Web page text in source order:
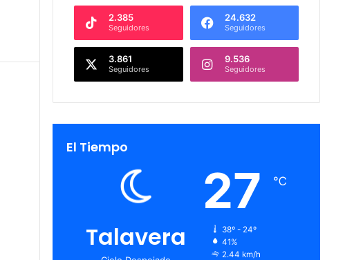
2.385
Seguidores
24.632
Seguidores
3.861
Seguidores
9.536
Seguidores
El Tiempo
Talavera
27 ℃
38º - 24º
41%
2.44 km/h